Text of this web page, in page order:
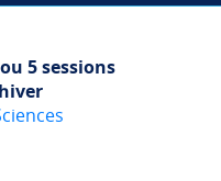
5 sessions